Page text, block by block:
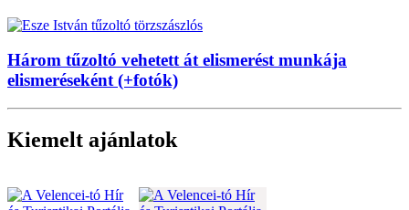
Három tűzoltó vehetett át elismerést munkája
elismeréseként (+fotók)
Kiemelt ajánlatok